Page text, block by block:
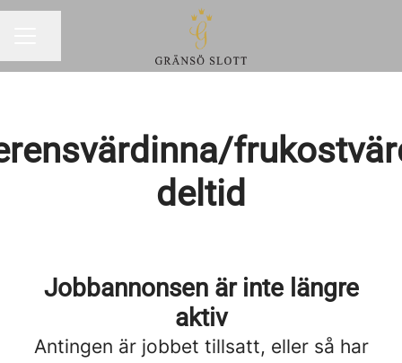
deltid
Jobbannonsen är inte längre
aktiv
Antingen är jobbet tillsatt, eller så har